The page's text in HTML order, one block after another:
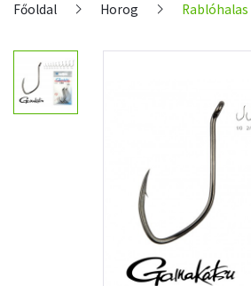
Főoldal Horog Rablóhalas